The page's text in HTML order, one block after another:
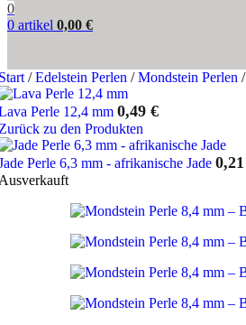
0
0 artikel 0,00 €
/ Edelstein Perlen / Mondstein Perlen /
Perle 12,4 mm 0,49 €
zu den Produkten
Perle 6,3 mm - afrikanische Jade 0,21